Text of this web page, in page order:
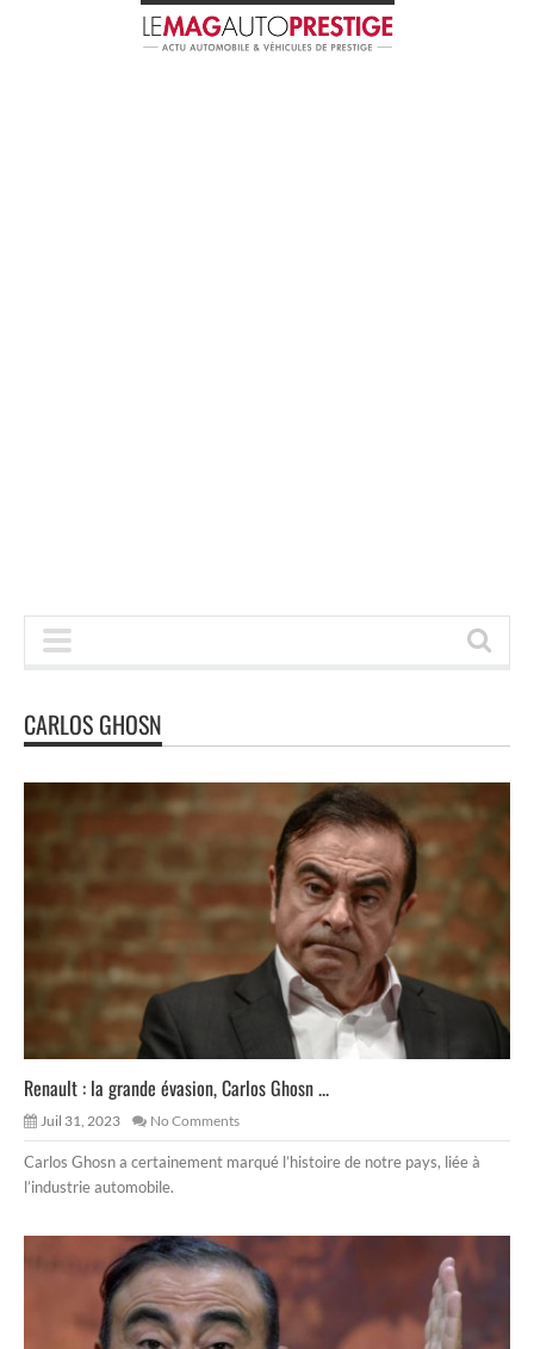
CARLOS GHOSN
Renault : la grande évasion, Carlos Ghosn ...
Juil 31, 2023 No Comments
Carlos Ghosn a certainement marqué l’histoire de notre pays, liée à
l’industrie automobile.